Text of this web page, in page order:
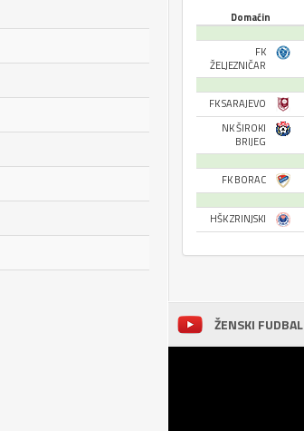
Domaćin
FK
ŽELJEZNIČAR
FK SARAJEVO
NK ŠIROKI
BRIJEG
FK BORAC
HŠK ZRINJSKI
ŽENSKI FUDBAL